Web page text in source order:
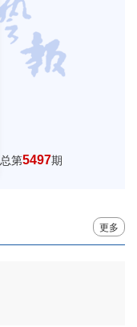
总第5497期
更多